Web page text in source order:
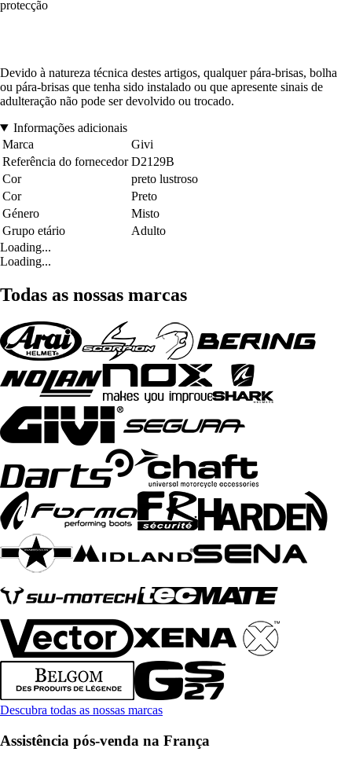
protecção
Devido à natureza técnica destes artigos, qualquer pára-brisas, bolha
ou pára-brisas que tenha sido instalado ou que apresente sinais de
adulteração não pode ser devolvido ou trocado.
Informações adicionais
Marca
Givi
Referência do fornecedor D2129B
Cor
preto lustroso
Cor
Preto
Género
Misto
Grupo etário
Adulto
Loading...
Loading...
Todas as nossas marcas
Descubra todas as nossas marcas
Assistência pós-venda na França